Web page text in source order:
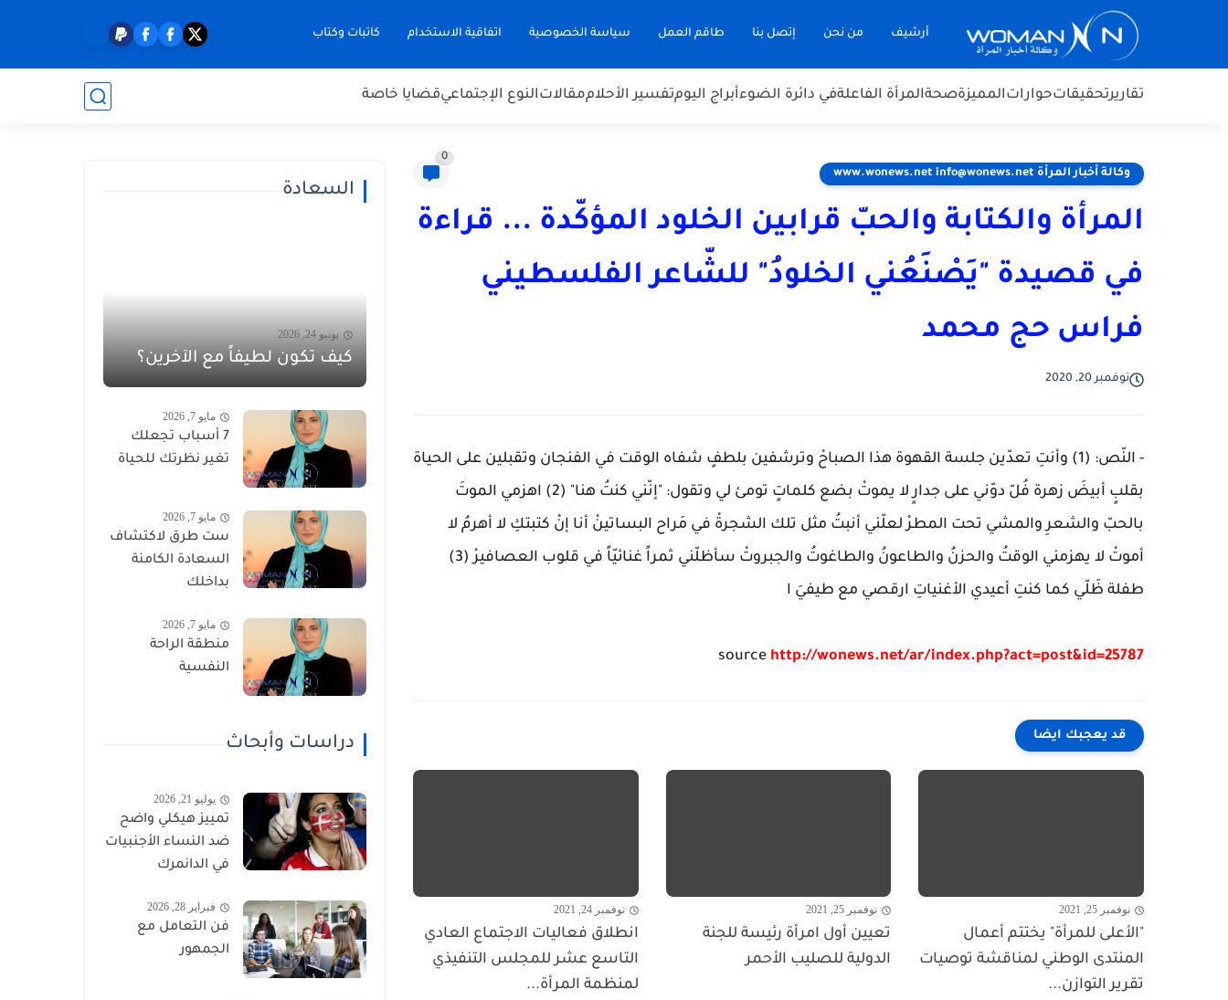
أرشيف من نحن إتصل بنا طاقم العمل سياسة الخصوصية اتفاقية الاستخدام كاتبات وكتاب
تقاريرتحقيقاتحواراتالمميزةصحةالمرأة الفاعلةفي دائرة الضوءأبراج اليومتفسير الأحلاممقالاتالنوع الإجتماعيقضايا خاصة
وكالة أخبار المرأة www.wonews.net info@wonews.net
0
المرأة والكتابة والحبّ قرابين الخلود المؤكّدة ... قراءة
في قصيدة "يَصْنَعُني الخلودُ" للشّاعر الفلسطيني
فراس حج محمد
نوفمبر 20, 2020
- النّص: (1) ‏وأنتِ تعدّين جلسة القهوة هذا الصباحْ وترشفين بلطفٍ شفاه الوقت في الفنجان وتقبلين على الحياة
بقلبٍ أبيضَ زهرة فُلّ دوّني على جدارٍ لا يموتْ بضع كلماتٍ تومئ لي وتقول: "إنّني كنتُ هنا" (2) اهزمي الموتَ
بالحبّ والشعرِ والمشي تحت المطرْ لعلّني أنبتُ مثل تلك الشجرةْ في مَراح البساتينْ أنا إنْ كتبتكِ لا أهرمُ لا
أموتْ لا يهزمني الوقتُ والحزنُ والطاعونُ والطاغوتُ والجبروتْ سأظلّني ثمراً غنائيّاً في قلوب العصافيرْ (3)
طفلة ظَلّي كما كنتِ أعيدي الأغنياتِ ارقصي مع طيفيَ ا
source http://wonews.net/ar/index.php?act=post&id=25787
قد يعجبك ايضا
نوفمبر 25, 2021
"الأعلى للمرأة" يختتم أعمال
المنتدى الوطني لمناقشة توصيات
تقرير التوازن...
نوفمبر 25, 2021
تعيين أول امرأة رئيسة للجنة
الدولية للصليب الأحمر
نوفمبر 24, 2021
انطلاق فعاليات الاجتماع العادي
التاسع عشر للمجلس التنفيذي
لمنظمة المرأة...
السعادة
يونيو 24, 2026
كيف تكون لطيفاً مع الآخرين؟
مايو 7, 2026
7 أسباب تجعلك
تغير نظرتك للحياة
مايو 7, 2026
ست طرق لاكتشاف
السعادة الكامنة
بداخلك
مايو 7, 2026
منطقة الراحة
النفسية
دراسات وأبحاث
يوليو 21, 2026
تمييز هيكلي واضح
ضد النساء الأجنبيات
في الدانمرك
فبراير 28, 2026
فن التعامل مع
الجمهور